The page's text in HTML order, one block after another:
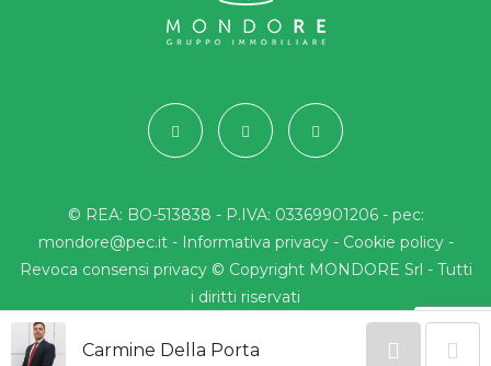
© REA: BO-513838 - P.IVA: 03369901206 - pec:
mondore@pec.it - Informativa privacy- Cookie policy-
Revoca consensi privacy© Copyright MONDORE Srl - Tutti
i diritti riservati
Carmine Della Porta